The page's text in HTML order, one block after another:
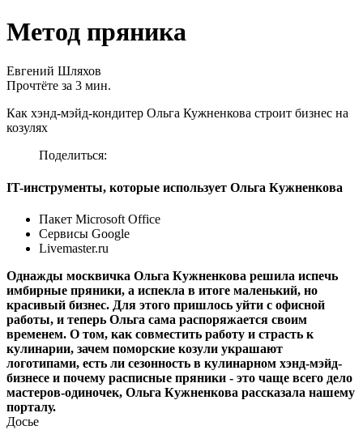
Метод пряника
Евгений Шляхов
Прочтёте за 3 мин.
Как хэнд-мэйд-кондитер Ольга Кужненкова строит бизнес на
козулях
Поделиться:
IT-инструменты, которые использует Ольга Кужненкова
Пакет Microsoft Office
Сервисы Google
Livemaster.ru
Однажды москвичка Ольга Кужненкова решила испечь
имбирные пряники, а испекла в итоге маленький, но
красивый бизнес. Для этого пришлось уйти с офисной
работы, и теперь Ольга сама распоряжается своим
временем. О том, как совместить работу и страсть к
кулинарии, зачем поморские козули украшают
логотипами, есть ли сезонность в кулинарном хэнд-мэйд-
бизнесе и почему расписные пряники - это чаще всего дело
мастеров-одиночек, Ольга Кужненкова рассказала нашему
порталу.
Досье